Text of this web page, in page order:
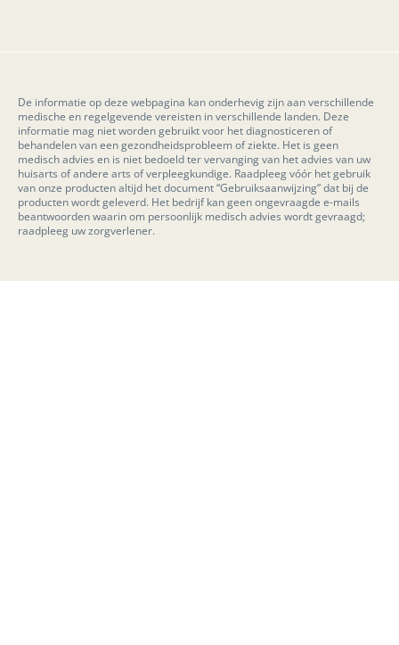
De informatie op deze webpagina kan onderhevig zijn aan verschillende
medische en regelgevende vereisten in verschillende landen. Deze
informatie mag niet worden gebruikt voor het diagnosticeren of
behandelen van een gezondheidsprobleem of ziekte. Het is geen
medisch advies en is niet bedoeld ter vervanging van het advies van uw
huisarts of andere arts of verpleegkundige. Raadpleeg vóór het gebruik
van onze producten altijd het document “Gebruiksaanwijzing” dat bij de
producten wordt geleverd. Het bedrijf kan geen ongevraagde e-mails
beantwoorden waarin om persoonlijk medisch advies wordt gevraagd;
raadpleeg uw zorgverlener.